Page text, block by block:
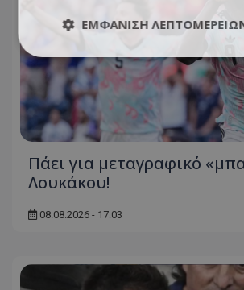
Πάει για μεταγραφικό
Λουκάκου!
08.08.2026 - 17:03
ΕΜΦΆΝΙΣΗ